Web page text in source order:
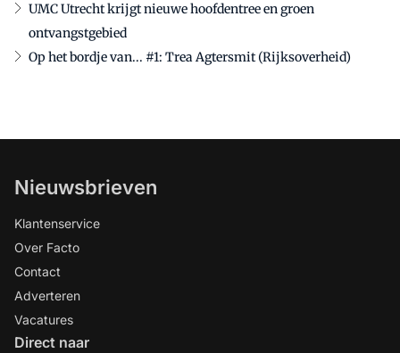
UMC Utrecht krijgt nieuwe hoofdentree en groen
ontvangstgebied
Op het bordje van... #1: Trea Agtersmit (Rijksoverheid)
Nieuwsbrieven
Klantenservice
Over Facto
Contact
Adverteren
Vacatures
Direct naar